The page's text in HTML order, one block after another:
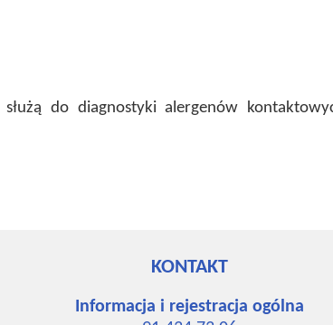
do diagnostyki alergenów
KONTAKT
Informacja i rejestracja ogólna